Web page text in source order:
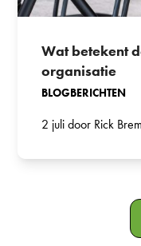
Wat betekent
organisatie
BLOGBERICHTEN
2 juli door Rick